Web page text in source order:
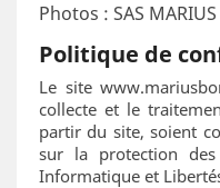
Photos : SAS
Politique de
Le site
collecte et le
partir du site, soient
sur la protection
Informatique et